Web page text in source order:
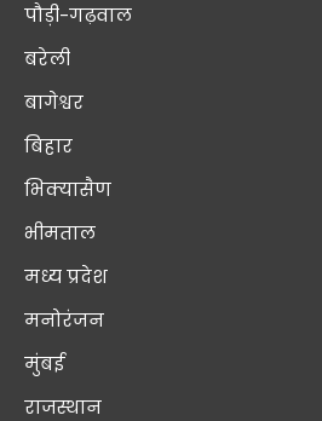
पौड़ी-गढ़वाल
बरेली
बागेश्वर
बिहार
भिक्यासैण
भीमताल
मध्य प्रदेश
मनोरंजन
मुंबई
राजस्थान